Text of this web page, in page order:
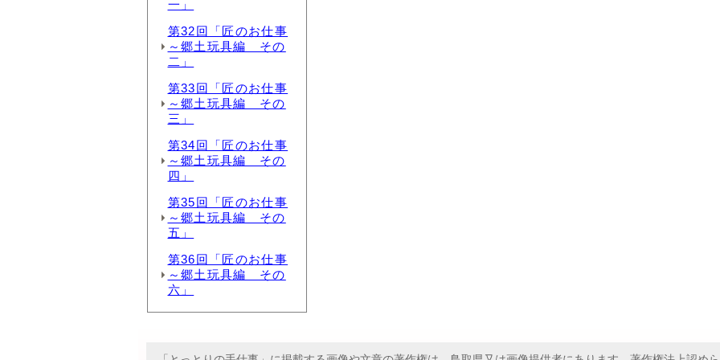
一」
第32回「匠のお仕事
～郷土玩具編 その
二」
第33回「匠のお仕事
～郷土玩具編 その
三」
第34回「匠のお仕事
～郷土玩具編 その
四」
第35回「匠のお仕事
～郷土玩具編 その
五」
第36回「匠のお仕事
～郷土玩具編 その
六」